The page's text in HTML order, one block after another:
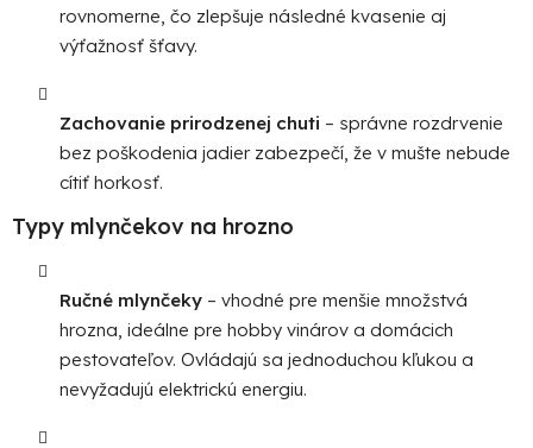
rovnomerne, čo zlepšuje následné kvasenie aj
výťažnosť šťavy.
Zachovanie prirodzenej chuti – správne rozdrvenie
bez poškodenia jadier zabezpečí, že v mušte nebude
cítiť horkosť.
Typy mlynčekov na hrozno
Ručné mlynčeky – vhodné pre menšie množstvá
hrozna, ideálne pre hobby vinárov a domácich
pestovateľov. Ovládajú sa jednoduchou kľukou a
nevyžadujú elektrickú energiu.